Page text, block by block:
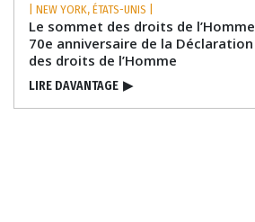
| NEW YORK, ÉTATS-UNIS |
Le sommet des droits de
70e anniversaire de la
des droits de l’Homme
LIRE DAVANTAGE ▶